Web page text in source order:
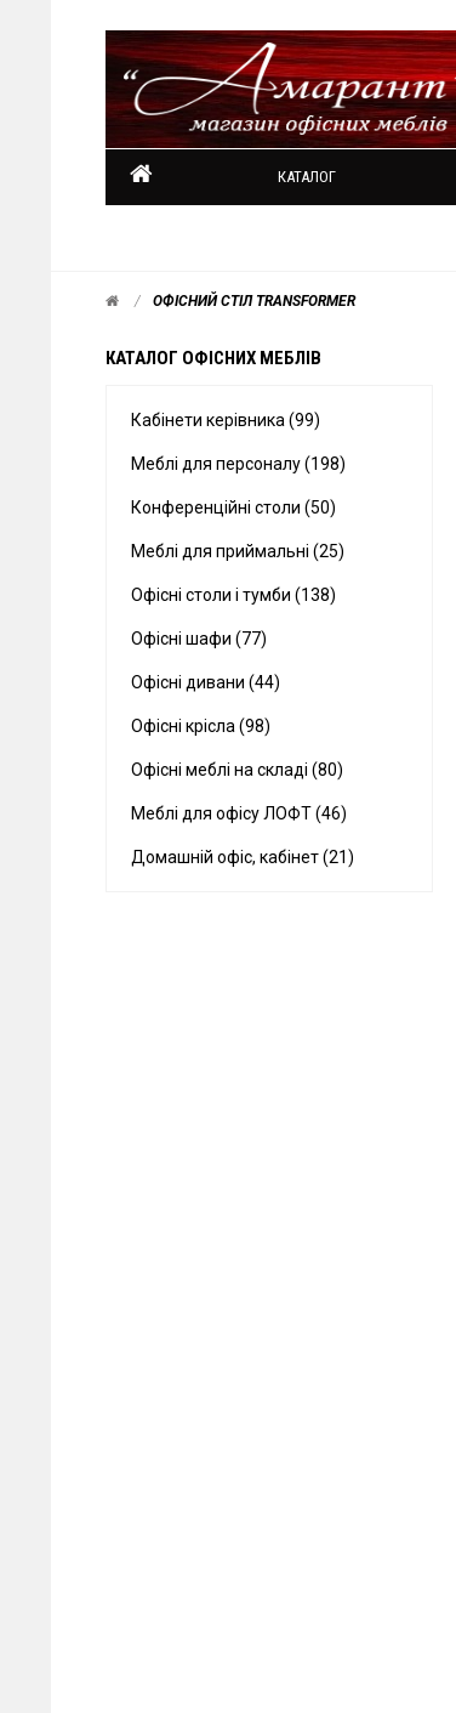
КАТАЛОГ
ОФІСНИЙ СТІЛ TRANSFORMER
КАТАЛОГ ОФІСНИХ МЕБЛІВ
Кабінети керівника (99)
Меблі для персоналу (198)
Конференційні столи (50)
Меблі для приймальні (25)
Офісні столи і тумби (138)
Офісні шафи (77)
Офісні дивани (44)
Офісні крісла (98)
Офісні меблі на складі (80)
Меблі для офісу ЛОФТ (46)
Домашній офіс, кабінет (21)